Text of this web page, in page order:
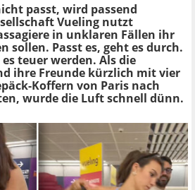
passt, wird passend
Vueling nutzt
in unklaren Fällen ihr
sollen. Passt es, geht es durch.
teuer werden. Als die
ihre Freunde kürzlich mit vier
Koffern von Paris nach
wurde die Luft schnell dünn.